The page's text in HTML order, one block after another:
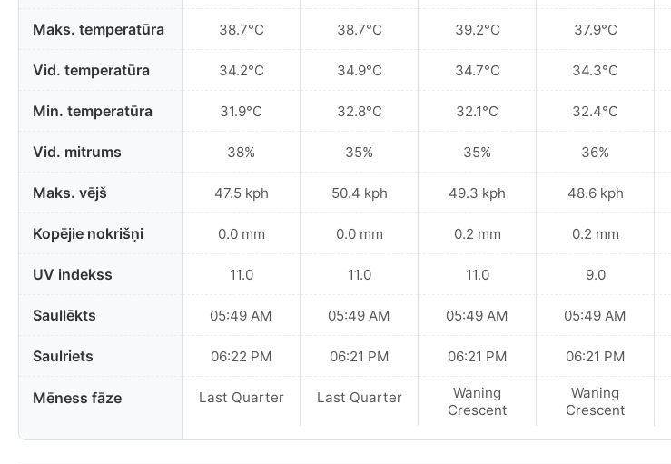
Maks. temperatūra
Vid. temperatūra
Min. temperatūra
Vid. mitrums
Maks. vējš
Kopējie nokrišņi
UV indekss
Saullēkts
Saulriets
Mēness fāze
38.7°C
34.2°C
31.9°C
38%
47.5 kph
0.0 mm
11.0
05:49 AM
06:22 PM
Last Quarter
38.7°C
34.9°C
32.8°C
35%
50.4 kph
0.0 mm
11.0
05:49 AM
06:21 PM
Last Quarter
39.2°C
34.7°C
32.1°C
35%
49.3 kph
0.2 mm
11.0
05:49 AM
06:21 PM
Waning
Crescent
37.9°C
34.3°C
32.4°C
36%
48.6 kph
0.2 mm
9.0
05:49 AM
06:21 PM
Waning
Crescent